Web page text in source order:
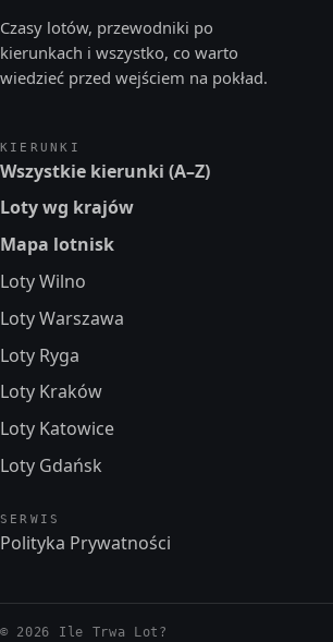
Czasy lotów, przewodniki po
kierunkach i wszystko, co warto
wiedzieć przed wejściem na pokład.
KIERUNKI
Wszystkie kierunki (A–Z)
Loty wg krajów
Mapa lotnisk
Loty Wilno
Loty Warszawa
Loty Ryga
Loty Kraków
Loty Katowice
Loty Gdańsk
SERWIS
Polityka Prywatności
© 2026 Ile Trwa Lot?